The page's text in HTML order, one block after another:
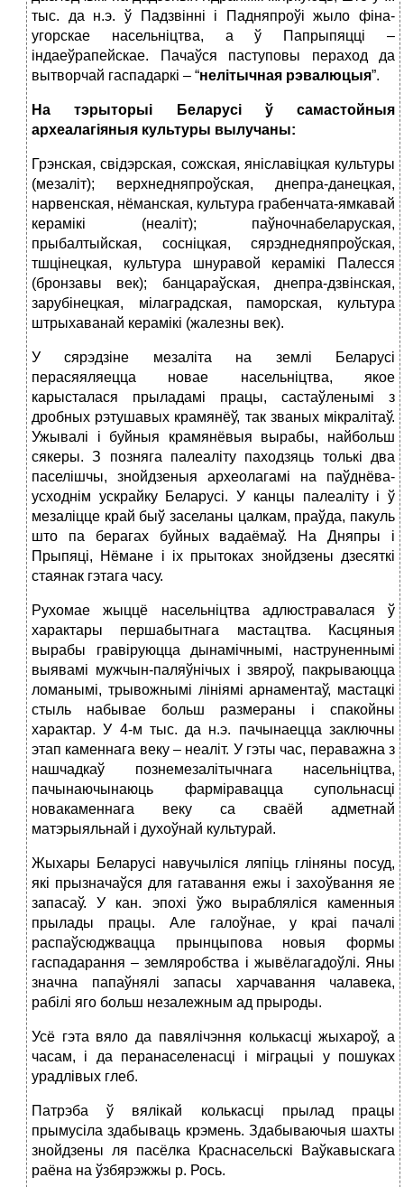
тыс. да н.э. ў Падзвінні і Падняпроўі жыло фіна-
угорскае насельніцтва, а ў Папрыпяцці –
індаеўрапейскае. Пачаўся паступовы пераход да
вытворчай гаспадаркі – “нелітычная рэвалюцыя”.
На тэрыторыі Беларусі ў самастойныя
археалагіяныя культуры вылучаны:
Грэнская, свідэрская, сожская, яніславіцкая культуры
(мезаліт); верхнедняпроўская, днепра-данецкая,
нарвенская, нёманская, культура грабенчата-ямкавай
керамікі (неаліт); паўночнабеларуская,
прыбалтыйская, сосніцкая, сярэднедняпроўская,
тшцінецкая, культура шнуравой керамікі Палесся
(бронзавы век); банцараўская, днепра-дзвінская,
зарубінецкая, мілаградская, паморская, культура
штрыхаванай керамікі (жалезны век).
У сярэдзіне мезаліта на землі Беларусі
перасяяляецца новае насельніцтва, якое
карысталася прыладамі працы, састаўленымі з
дробных рэтушавых крамянёў, так званых мікралітаў.
Ужывалі і буйныя крамянёвыя вырабы, найбольш
сякеры. З позняга палеаліту паходзяць толькі два
паселішчы, знойдзеныя археолагамі на паўднёва-
усходнім ускрайку Беларусі. У канцы палеаліту і ў
мезаліцце край быў заселаны цалкам, праўда, пакуль
што па берагах буйных вадаёмаў. На Дняпры і
Прыпяці, Нёмане і іх прытоках знойдзены дзесяткі
стаянак гэтага часу.
Рухомае жыццё насельніцтва адлюстравалася ў
характары першабытнага мастацтва. Касцяныя
вырабы гравіруюцца дынамічнымі, наструненнымі
выявамі мужчын-паляўнічых і звяроў, пакрываюцца
ломанымі, трывожнымі лініямі арнаментаў, мастацкі
стыль набывае больш размераны і спакойны
характар. У 4-м тыс. да н.э. пачынаецца заключны
этап каменнага веку – неаліт. У гэты час, пераважна з
нашчадкаў познемезалітычнага насельніцтва,
пачынаючынаюць фарміравацца супольнасці
новакаменнага веку са сваёй адметнай
матэрыяльнай і духоўнай культурай.
Жыхары Беларусі навучыліся ляпіць гліняны посуд,
які прызначаўся для гатавання ежы і захоўвання яе
запасаў. У кан. эпохі ўжо вырабляліся каменныя
прылады працы. Але галоўнае, у краі пачалі
распаўсюджвацца прынцыпова новыя формы
гаспадарання – земляробства і жывёлагадоўлі. Яны
значна папаўнялі запасы харчавання чалавека,
рабілі яго больш незалежным ад прыроды.
Усё гэта вяло да павялічэння колькасці жыхароў, а
часам, і да перанаселенасці і міграцыі у пошуках
урадлівых глеб.
Патрэба ў вялікай колькасці прылад працы
прымусіла здабываць крэмень. Здабываючыя шахты
знойдзены ля пасёлка Краснасельскі Ваўкавыскага
раёна на ўзбярэжжы р. Рось.